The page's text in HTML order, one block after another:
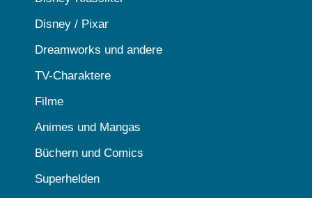
Disney / Pixar
Dreamworks und andere
TV-Charaktere
Filme
Animes und Mangas
Büchern und Comics
Superhelden